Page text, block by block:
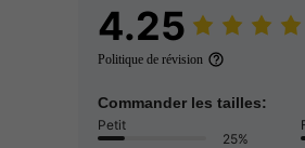
4.25
Politique de révision
Commander les tailles:
Petit
25%